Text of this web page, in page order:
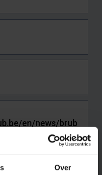
Over
waar je de fout zag.